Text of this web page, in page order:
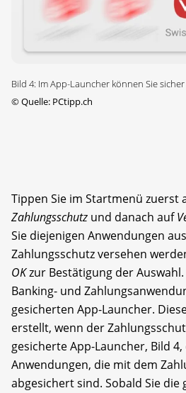
Bild 4: Im App-Launcher können Sie
©Quelle: PCtipp.ch
Tippen Sie im Startmenü zuerst
Zahlungsschutz und danach auf
Sie diejenigen Anwendungen
Zahlungsschutz versehen
OKzur Bestätigung der
Banking- und
gesicherten App-Launcher.
erstellt, wenn der
gesicherte App-Launcher, Bild
Anwendungen, die mit dem
abgesichert sind. Sobald Sie die